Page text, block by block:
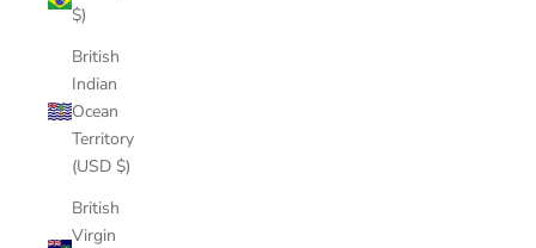
$)
British
Indian
Ocean
Territory
(USD $)
British
Virgin